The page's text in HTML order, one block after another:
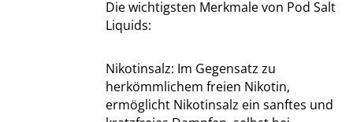
Die wichtigsten Merkmale von Pod Salt
Liquids:
Nikotinsalz: Im Gegensatz zu
herkömmlichem freien Nikotin,
ermöglicht Nikotinsalz ein sanftes und